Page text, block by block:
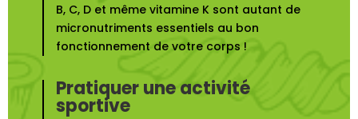
B, C, D et même vitamine K sont autant de
micronutriments essentiels au bon
fonctionnement de votre corps !
Pratiquer une activité
sportive